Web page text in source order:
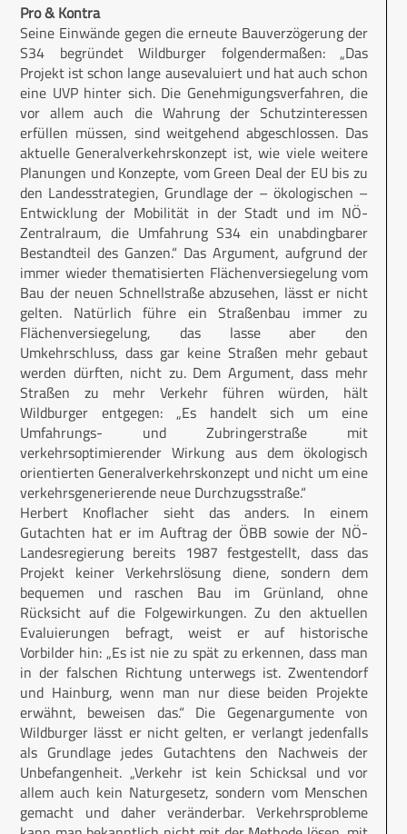
Pro & Kontra
Seine Einwände gegen die erneute Bauverzögerung der
S34 begründet Wildburger folgendermaßen: „Das
Projekt ist schon lange ausevaluiert und hat auch schon
eine UVP hinter sich. Die Genehmigungsverfahren, die
vor allem auch die Wahrung der Schutzinteressen
erfüllen müssen, sind weitgehend abgeschlossen. Das
aktuelle Generalverkehrskonzept ist, wie viele weitere
Planungen und Konzepte, vom Green Deal der EU bis zu
den Landesstrategien, Grundlage der – ökologischen –
Entwicklung der Mobilität in der Stadt und im NÖ-
Zentralraum, die Umfahrung S34 ein unabdingbarer
Bestandteil des Ganzen.“ Das Argument, aufgrund der
immer wieder thematisierten Flächenversiegelung vom
Bau der neuen Schnellstraße abzusehen, lässt er nicht
gelten. Natürlich führe ein Straßenbau immer zu
Flächenversiegelung, das lasse aber den
Umkehrschluss, dass gar keine Straßen mehr gebaut
werden dürften, nicht zu. Dem Argument, dass mehr
Straßen zu mehr Verkehr führen würden, hält
Wildburger entgegen: „Es handelt sich um eine
Umfahrungs- und Zubringerstraße mit
verkehrsoptimierender Wirkung aus dem ökologisch
orientierten Generalverkehrskonzept und nicht um eine
verkehrsgenerierende neue Durchzugsstraße.“
Herbert Knoflacher sieht das anders. In einem
Gutachten hat er im Auftrag der ÖBB sowie der NÖ-
Landesregierung bereits 1987 festgestellt, dass das
Projekt keiner Verkehrslösung diene, sondern dem
bequemen und raschen Bau im Grünland, ohne
Rücksicht auf die Folgewirkungen. Zu den aktuellen
Evaluierungen befragt, weist er auf historische
Vorbilder hin: „Es ist nie zu spät zu erkennen, dass man
in der falschen Richtung unterwegs ist. Zwentendorf
und Hainburg, wenn man nur diese beiden Projekte
erwähnt, beweisen das.“ Die Gegenargumente von
Wildburger lässt er nicht gelten, er verlangt jedenfalls
als Grundlage jedes Gutachtens den Nachweis der
Unbefangenheit. „Verkehr ist kein Schicksal und vor
allem auch kein Naturgesetz, sondern vom Menschen
gemacht und daher veränderbar. Verkehrsprobleme